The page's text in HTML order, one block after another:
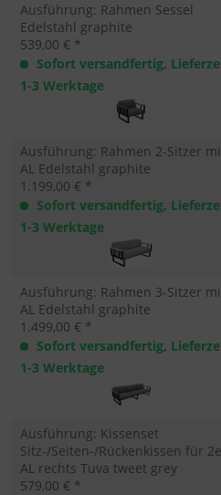
Ausführung: Rahmen Sessel
Edelstahl graphite
539,00 € *
Sofort versandfertig,
1-3 Werktage
Ausführung: Rahmen 2-Sitzer
AL Edelstahl graphite
1.199,00 € *
Sofort versandfertig,
1-3 Werktage
Ausführung: Rahmen 3-Sitzer
AL Edelstahl graphite
1.499,00 € *
Sofort versandfertig,
1-3 Werktage
Ausführung: Kissenset
Sitz-/Seiten-/Rückenkissen für
AL rechts Tuva tweet grey
579,00 € *